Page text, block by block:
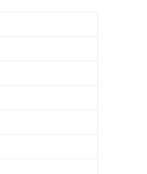
４物質の対応では、対応完了までの期間
しておりました。